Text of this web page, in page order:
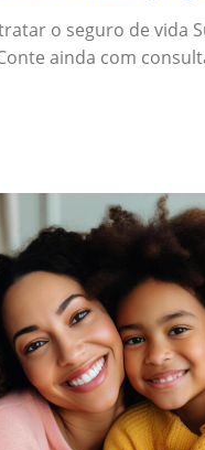
o seguro de vida
ainda com